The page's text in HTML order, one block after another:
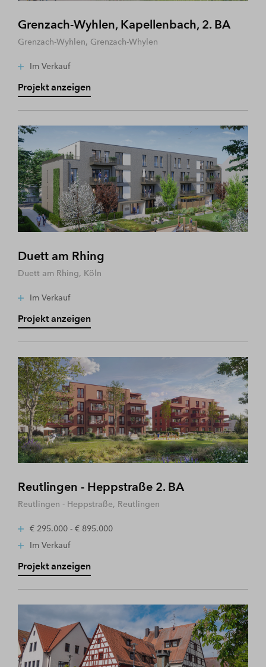
Grenzach-Wyhlen, Kapellenbach, 2. BA
Grenzach-Wyhlen, Grenzach-Whylen
Im Verkauf
Projekt anzeigen
Duett am Rhing
Duett am Rhing, Köln
Im Verkauf
Projekt anzeigen
Reutlingen - Heppstraße 2. BA
Reutlingen - Heppstraße, Reutlingen
€ 295.000 - € 895.000
Im Verkauf
Projekt anzeigen